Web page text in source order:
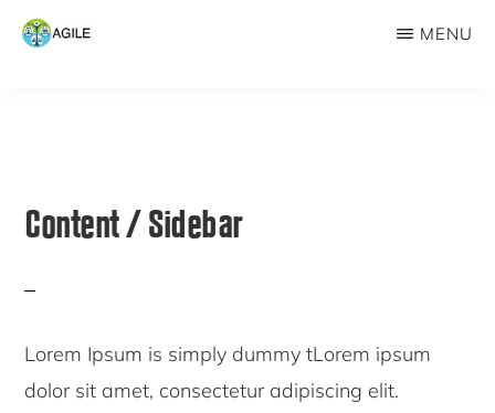
Skip
Skip
MENU
Content / Sidebar
Lorem Ipsum is simply dummy tLorem ipsum
dolor sit amet, consectetur adipiscing elit.